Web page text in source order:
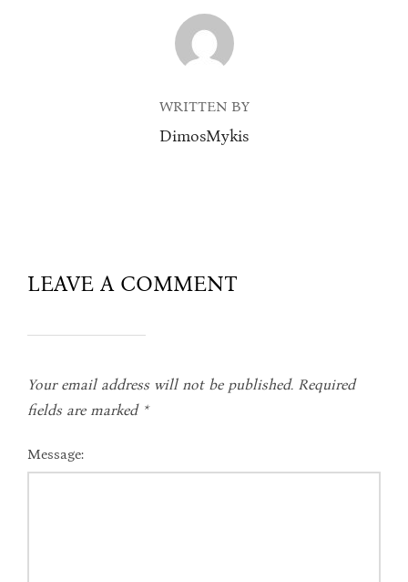
POST AUTHOR
WRITTEN BY
DimosMykis
LEAVE A COMMENT
Your email address will not be published. Required
fields are marked *
Message: